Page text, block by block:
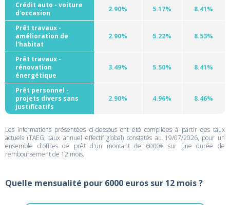
Crédit auto - voiture
d'occasion
2.90% 5.17% 8.41%
Prêt travaux -
amélioration de
l'habitat
2.90% 5.22% 8.53%
Prêt travaux -
rénovation
énergétique
3.49% 5.50% 8.41%
Prêt personnel -
projets divers sans
justificatifs
2.90% 4.96% 8.46%
Les informations présentées ci-dessous ont été compilées à partir des taux
actuels (TAEG, taux annuel effectif global) constatés au 19/07/2026, pour un
ensemble d'offres de prêt d'un montant de 6000€ sur une durée de
remboursement de 12 mois.
Quelle mensualité pour 6000 euros sur 12 mois ?